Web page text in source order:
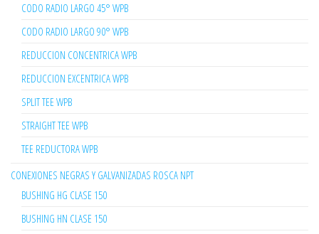
CODO RADIO LARGO 45° WPB
CODO RADIO LARGO 90° WPB
REDUCCION CONCENTRICA WPB
REDUCCION EXCENTRICA WPB
SPLIT TEE WPB
STRAIGHT TEE WPB
TEE REDUCTORA WPB
CONEXIONES NEGRAS Y GALVANIZADAS ROSCA NPT
BUSHING HG CLASE 150
BUSHING HN CLASE 150